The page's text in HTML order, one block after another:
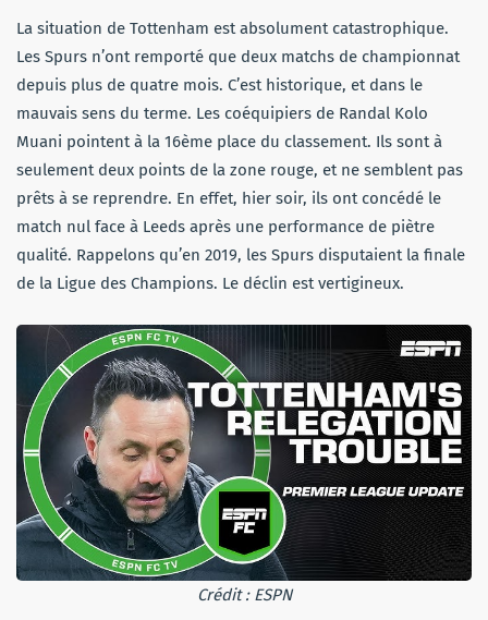
La situation de Tottenham est absolument catastrophique.
Les Spurs n’ont remporté que deux matchs de championnat
depuis plus de quatre mois. C’est historique, et dans le
mauvais sens du terme. Les coéquipiers de Randal Kolo
Muani pointent à la 16ème place du classement. Ils sont à
seulement deux points de la zone rouge, et ne semblent pas
prêts à se reprendre. En effet, hier soir, ils ont concédé le
match nul face à Leeds après une performance de piètre
qualité. Rappelons qu’en 2019, les Spurs disputaient la finale
de la Ligue des Champions. Le déclin est vertigineux.
Crédit : ESPN